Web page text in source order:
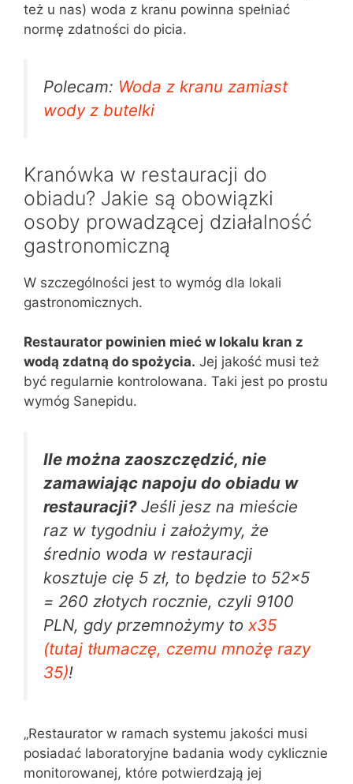
też u nas) woda z kranu powinna spełniać
normę zdatności do picia.
Polecam: Woda z kranu zamiast
wody z butelki
Kranówka w restauracji do
obiadu? Jakie są obowiązki
osoby prowadzącej działalność
gastronomiczną
W szczególności jest to wymóg dla lokali
gastronomicznych.
Restaurator powinien mieć w lokalu kran z
wodą zdatną do spożycia. Jej jakość musi też
być regularnie kontrolowana. Taki jest po prostu
wymóg Sanepidu.
Ile można zaoszczędzić, nie
zamawiając napoju do obiadu w
restauracji? Jeśli jesz na mieście
raz w tygodniu i założymy, że
średnio woda w restauracji
kosztuje cię 5 zł, to będzie to 52×5
= 260 złotych rocznie, czyli 9100
PLN, gdy przemnożymy to x35
(tutaj tłumaczę, czemu mnożę razy
35)!
„Restaurator w ramach systemu jakości musi
posiadać laboratoryjne badania wody cyklicznie
monitorowanej, które potwierdzają jej